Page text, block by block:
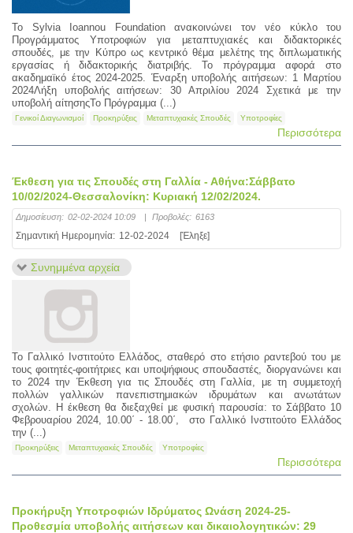
Το Sylvia Ioannou Foundation ανακοινώνει τον νέο κύκλο του
Προγράμματος Υποτροφιών για μεταπτυχιακές και διδακτορικές
σπουδές, με την Κύπρο ως κεντρικό θέμα μελέτης της διπλωματικής
εργασίας ή διδακτορικής διατριβής. Το πρόγραμμα αφορά στο
ακαδημαϊκό έτος 2024-2025. Έναρξη υποβολής αιτήσεων: 1 Μαρτίου
2024Λήξη υποβολής αιτήσεων: 30 Απριλίου 2024 Σχετικά με την
υποβολή αίτησηςΤο Πρόγραμμα (...)
Γενικοί Διαγωνισμοί Προκηρύξεις Μεταπτυχιακές Σπουδές Υποτροφίες
Περισσότερα
Έκθεση για τις Σπουδές στη Γαλλία - Αθήνα:Σάββατο
10/02/2024-Θεσσαλονίκη: Κυριακή 12/02/2024.
Δημοσίευση: 02-02-2024 10:09 | Προβολές: 6163
Σημαντική Ημερομηνία: 12-02-2024 [Έληξε]
Συνημμένα αρχεία
To Γαλλικό Ινστιτούτο Ελλάδος, σταθερό στο ετήσιο ραντεβού του με
τους φοιτητές-φοιτήτριες και υποψήφιους σπουδαστές, διοργανώνει και
το 2024 την Έκθεση για τις Σπουδές στη Γαλλία, με τη συμμετοχή
πολλών γαλλικών πανεπιστημιακών ιδρυμάτων και ανωτάτων
σχολών. Η έκθεση θα διεξαχθεί με φυσική παρουσία: το Σάββατο 10
Φεβρουαρίου 2024, 10.00΄ - 18.00΄, στο Γαλλικό Ινστιτούτο Ελλάδος
την (...)
Προκηρύξεις Μεταπτυχιακές Σπουδές Υποτροφίες
Περισσότερα
Προκήρυξη Υποτροφιών Ιδρύματος Ωνάση 2024-25-
Προθεσμία υποβολής αιτήσεων και δικαιολογητικών: 29